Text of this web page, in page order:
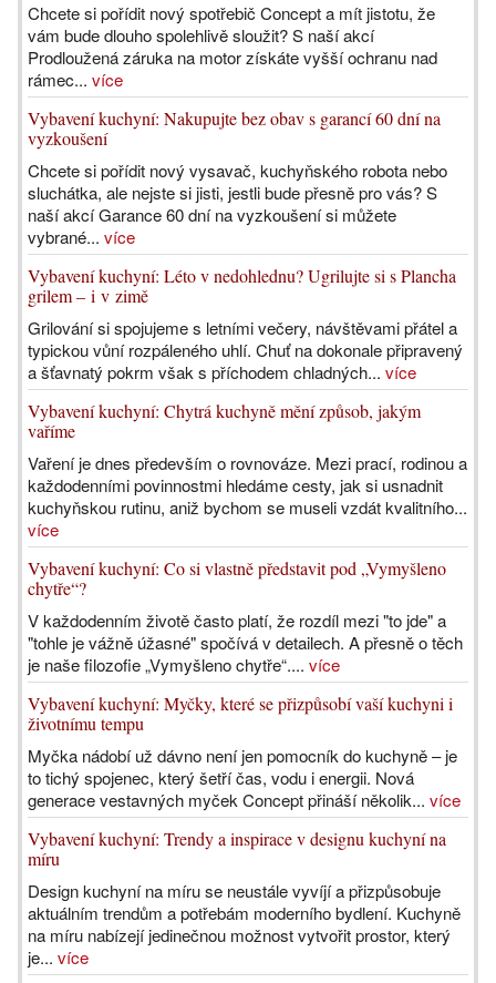
Chcete si pořídit nový spotřebič Concept a mít jistotu, že
vám bude dlouho spolehlivě sloužit? S naší akcí
Prodloužená záruka na motor získáte vyšší ochranu nad
rámec... více
Vybavení kuchyní: Nakupujte bez obav s garancí 60 dní na
vyzkoušení
Chcete si pořídit nový vysavač, kuchyňského robota nebo
sluchátka, ale nejste si jisti, jestli bude přesně pro vás? S
naší akcí Garance 60 dní na vyzkoušení si můžete
vybrané... více
Vybavení kuchyní: Léto v nedohlednu? Ugrilujte si s Plancha
grilem – i v zimě
Grilování si spojujeme s letními večery, návštěvami přátel a
typickou vůní rozpáleného uhlí. Chuť na dokonale připravený
a šťavnatý pokrm však s příchodem chladných... více
Vybavení kuchyní: Chytrá kuchyně mění způsob, jakým
vaříme
Vaření je dnes především o rovnováze. Mezi prací, rodinou a
každodenními povinnostmi hledáme cesty, jak si usnadnit
kuchyňskou rutinu, aniž bychom se museli vzdát kvalitního...
více
Vybavení kuchyní: Co si vlastně představit pod „Vymyšleno
chytře“?
V každodenním životě často platí, že rozdíl mezi "to jde" a
"tohle je vážně úžasné" spočívá v detailech. A přesně o těch
je naše filozofie „Vymyšleno chytře“.... více
Vybavení kuchyní: Myčky, které se přizpůsobí vaší kuchyni i
životnímu tempu
Myčka nádobí už dávno není jen pomocník do kuchyně – je
to tichý spojenec, který šetří čas, vodu i energii. Nová
generace vestavných myček Concept přináší několik... více
Vybavení kuchyní: Trendy a inspirace v designu kuchyní na
míru
Design kuchyní na míru se neustále vyvíjí a přizpůsobuje
aktuálním trendům a potřebám moderního bydlení. Kuchyně
na míru nabízejí jedinečnou možnost vytvořit prostor, který
je... více